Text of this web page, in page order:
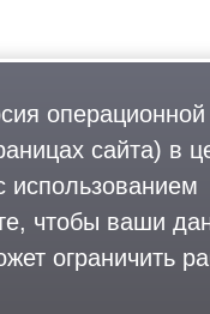
операционной
сайта) в
использованием
чтобы ваши
ограничить